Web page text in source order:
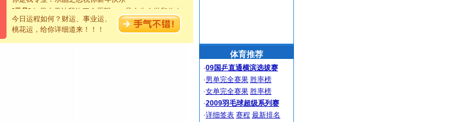
[元旦] 如果上天让我许三个愿望，一是今生今世和你在一
起；二是再生再世和你在一起；三是三生三世和你不再分
离。水晶之恋祝你新年快乐
今日运程如何？财运、事业运、
桃花运，给你详细道来！！！
体育推荐
·09国乒直通横滨选拔赛
·男单完全赛果 胜率榜
·女单完全赛果 胜率榜
·2009羽毛球超级系列赛
·详细签表 赛程 最新排名